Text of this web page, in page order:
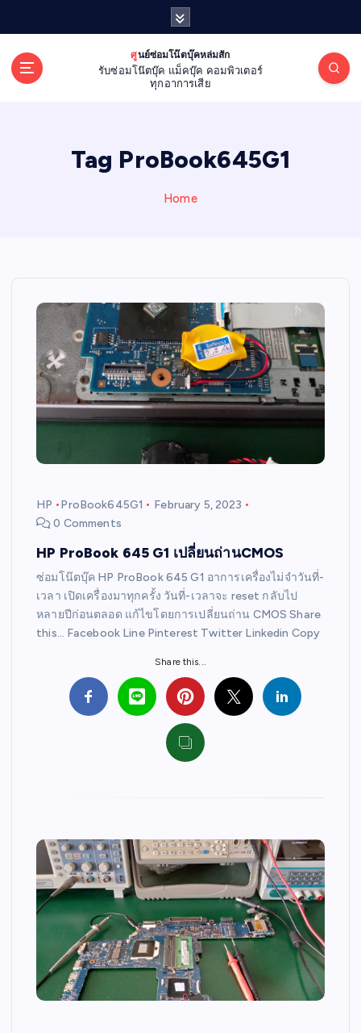
ศูนย์ซ่อมโน๊ตบุ๊คหล่มสัก
รับซ่อมโน๊ตบุ๊ค แม็คบุ๊ค คอมพิวเตอร์
ทุกอาการเสีย
Tag ProBook645G1
Home
HP ProBook645G1
February 5, 2023
0 Comments
HP ProBook 645 G1 เปลี่ยนถ่านCMOS
ซ่อมโน๊ตบุ๊ค HP ProBook 645 G1 อาการเครื่องไม่จำวันที่-
เวลา เปิดเครื่องมาทุกครั้ง วันที่-เวลาจะ reset กลับไป
หลายปีก่อนตลอด แก้ไขโดยการเปลี่ยนถ่าน CMOS Share
this… Facebook Line Pinterest Twitter Linkedin Copy
Share this...